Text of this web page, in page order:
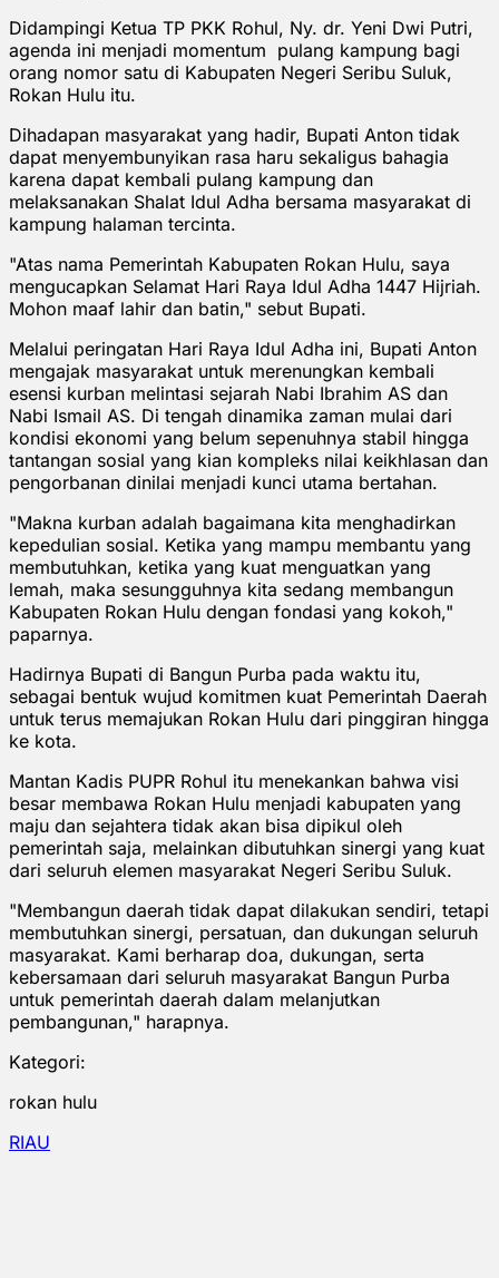
Didampingi Ketua TP PKK Rohul, Ny. dr. Yeni Dwi Putri,
agenda ini menjadi momentum pulang kampung bagi
orang nomor satu di Kabupaten Negeri Seribu Suluk,
Rokan Hulu itu.
Dihadapan masyarakat yang hadir, Bupati Anton tidak
dapat menyembunyikan rasa haru sekaligus bahagia
karena dapat kembali pulang kampung dan
melaksanakan Shalat Idul Adha bersama masyarakat di
kampung halaman tercinta.
"Atas nama Pemerintah Kabupaten Rokan Hulu, saya
mengucapkan Selamat Hari Raya Idul Adha 1447 Hijriah.
Mohon maaf lahir dan batin," sebut Bupati.
Melalui peringatan Hari Raya Idul Adha ini, Bupati Anton
mengajak masyarakat untuk merenungkan kembali
esensi kurban melintasi sejarah Nabi Ibrahim AS dan
Nabi Ismail AS. Di tengah dinamika zaman mulai dari
kondisi ekonomi yang belum sepenuhnya stabil hingga
tantangan sosial yang kian kompleks nilai keikhlasan dan
pengorbanan dinilai menjadi kunci utama bertahan.
"Makna kurban adalah bagaimana kita menghadirkan
kepedulian sosial. Ketika yang mampu membantu yang
membutuhkan, ketika yang kuat menguatkan yang
lemah, maka sesungguhnya kita sedang membangun
Kabupaten Rokan Hulu dengan fondasi yang kokoh,"
paparnya.
Hadirnya Bupati di Bangun Purba pada waktu itu,
sebagai bentuk wujud komitmen kuat Pemerintah Daerah
untuk terus memajukan Rokan Hulu dari pinggiran hingga
ke kota.
Mantan Kadis PUPR Rohul itu menekankan bahwa visi
besar membawa Rokan Hulu menjadi kabupaten yang
maju dan sejahtera tidak akan bisa dipikul oleh
pemerintah saja, melainkan dibutuhkan sinergi yang kuat
dari seluruh elemen masyarakat Negeri Seribu Suluk.
"Membangun daerah tidak dapat dilakukan sendiri, tetapi
membutuhkan sinergi, persatuan, dan dukungan seluruh
masyarakat. Kami berharap doa, dukungan, serta
kebersamaan dari seluruh masyarakat Bangun Purba
untuk pemerintah daerah dalam melanjutkan
pembangunan," harapnya.
Kategori:
rokan hulu
RIAU